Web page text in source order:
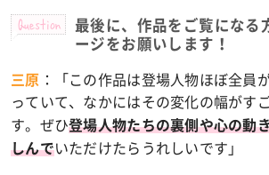
Question
最後に、作品をご覧になる
ージをお願いします！
三原 ：
「この作品は登場人物ほぼ全員
っていて、なかにはその変化の幅がす
す。ぜひ登場人物たちの裏側や心の動
しんでいただけたらうれしいです」